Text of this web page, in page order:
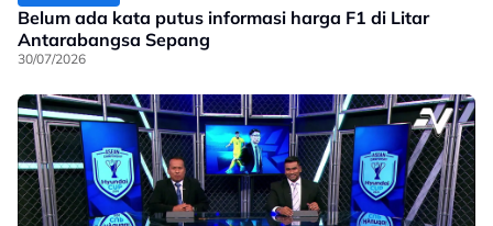
Belum ada kata putus informasi harga F1 di Litar
Antarabangsa Sepang
30/07/2026